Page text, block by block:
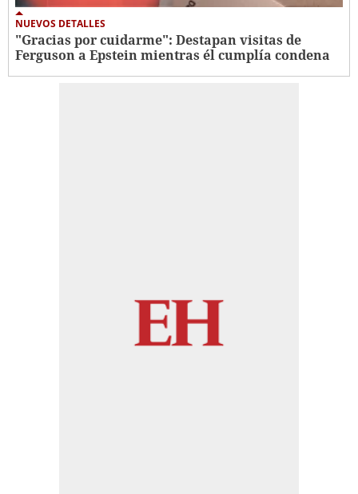
NUEVOS DETALLES
"Gracias por cuidarme": Destapan visitas de
Ferguson a Epstein mientras él cumplía condena